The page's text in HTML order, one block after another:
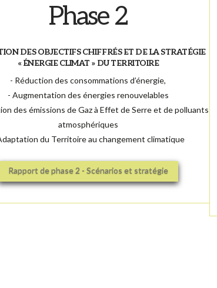
Phase 2
DES OBJECTIFS CHIFFRÉS ET DE LA STRATÉGIE
« ÉNERGIE CLIMAT » DU TERRITOIRE
- Réduction des consommations d’énergie,
- Augmentation des énergies renouvelables
des émissions de Gaz à Effet de Serre et de polluants
atmosphériques
du Territoire au changement climatique
Rapport de phase 2 - Scénarios et stratégie